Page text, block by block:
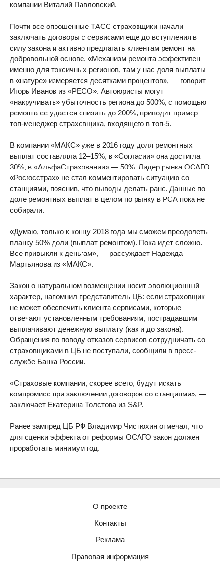
компании Виталий Павловский.
Почти все опрошенные ТАСС страховщики начали
заключать договоры с сервисами еще до вступления в
силу закона и активно предлагать клиентам ремонт на
добровольной основе. «Механизм ремонта эффективен
именно для токсичных регионов, там у нас доля выплаты
в «натуре» измеряется десятками процентов», — говорит
Игорь Иванов из «РЕСО». Автоюристы могут
«накручивать» убыточность региона до 500%, с помощью
ремонта ее удается снизить до 200%, приводит пример
топ-менеджер страховщика, входящего в топ-5.
В компании «МАКС» уже в 2016 году доля ремонтных
выплат составляла 12–15%, в «Согласии» она достигла
30%, в «АльфаСтраховании» — 50%. Лидер рынка ОСАГО
«Росгосстрах» не стал комментировать ситуацию со
станциями, пояснив, что выводы делать рано. Данные по
доле ремонтных выплат в целом по рынку в РСА пока не
собирали.
«Думаю, только к концу 2018 года мы сможем преодолеть
планку 50% доли (выплат ремонтом). Пока идет сложно.
Все привыкли к деньгам», — рассуждает Надежда
Мартьянова из «МАКС».
Закон о натуральном возмещении носит эволюционный
характер, напомнил представитель ЦБ: если страховщик
не может обеспечить клиента сервисами, которые
отвечают установленным требованиям, пострадавшим
выплачивают денежную выплату (как и до закона).
Обращения по поводу отказов сервисов сотрудничать со
страховщиками в ЦБ не поступали, сообщили в пресс-
службе Банка России.
«Страховые компании, скорее всего, будут искать
компромисс при заключении договоров со станциями», —
заключает Екатерина Толстова из S&P.
Ранее зампред ЦБ РФ Владимир Чистюхин отмечал, что
для оценки эффекта от реформы ОСАГО закон должен
проработать минимум год.
О проекте
Контакты
Реклама
Правовая информация